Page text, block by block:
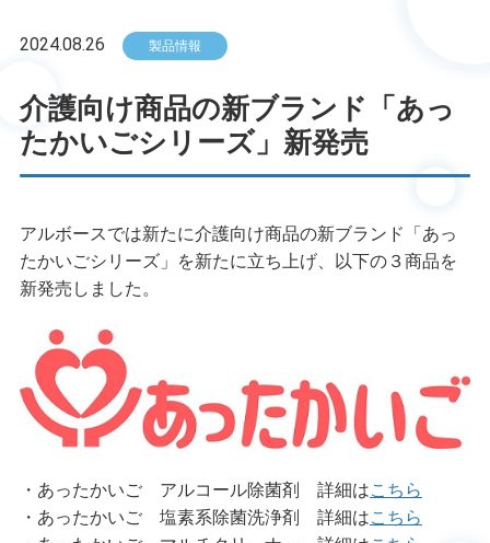
2024.08.26 製品情報
介護向け商品の新ブランド「あっ
たかいごシリーズ」新発売
アルボースでは新たに介護向け商品の新ブランド「あっ
たかいごシリーズ」を新たに立ち上げ、以下の３商品を
新発売しました。
・あったかいご アルコール除菌剤 詳細はこちら
・あったかいご 塩素系除菌洗浄剤 詳細はこちら